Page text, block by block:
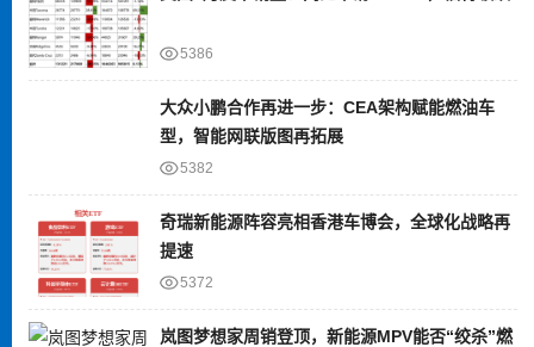
5386
大众小鹏合作再进一步：CEA架构赋能燃油车
型，智能网联版图再拓展
5382
奇瑞新能源阵容亮相香港车博会，全球化战略再
提速
5372
岚图梦想家周销登顶，新能源MPV能否“绞杀”燃